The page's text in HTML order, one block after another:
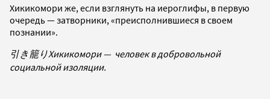
Хикикомори же, если взглянуть на иероглифы, в первую
очередь — затворники, «преисполнившиеся в своем
познании».
引き籠りХикикомори — человек в добровольной
социальной изоляции.